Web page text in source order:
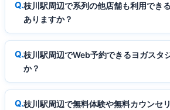
枝川駅周辺で系列の他店舗も利用でき
ありますか？
枝川駅周辺でWeb予約できるヨガスタ
か？
枝川駅周辺で無料体験や無料カウンセ